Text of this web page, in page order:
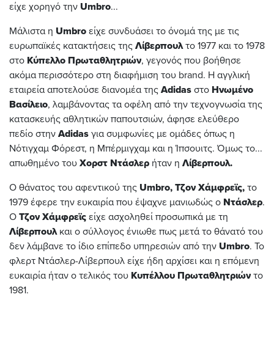
είχε χορηγό την Umbro...
Μάλιστα η Umbro είχε συνδυάσει το όνομά της με τις
ευρωπαϊκές κατακτήσεις της Λίβερπουλτο 1977 και το 1978
στο Κύπελλο Πρωταθλητριών, γεγονός που βοήθησε
ακόμα περισσότερο στη διαφήμιση του brand. Η αγγλική
εταιρεία αποτελούσε διανομέα της Adidas στο Ηνωμένο
Βασίλειο, λαμβάνοντας τα οφέλη από την τεχνογνωσία της
κατασκευής αθλητικών παπουτσιών, άφησε ελεύθερο
πεδίο στην Adidas για συμφωνίες με ομάδες όπως η
Νότιγχαμ Φόρεστ, η Μπέρμιγχαμ και η Ίπσουιτς. Όμως το...
απωθημένο του Χορστ Ντάσλερ ήταν η Λίβερπουλ.
Ο θάνατος του αφεντικού της Umbro, Τζον Χάμφρεϊς, το
1979 έφερε την ευκαιρία που έψαχνε μανιωδώς ο Ντάσλερ.
Ο Τζον Χάμφρεϊς είχε ασχοληθεί προσωπικά με τη
Λίβερπουλκαι ο σύλλογος ένιωθε πως μετά το θάνατό του
δεν λάμβανε το ίδιο επίπεδο υπηρεσιών από την Umbro. Το
φλερτ Ντάσλερ-Λίβερπουλ είχε ήδη αρχίσει και η επόμενη
ευκαιρία ήταν ο τελικός του Κυπέλλου Πρωταθλητριών το
1981.